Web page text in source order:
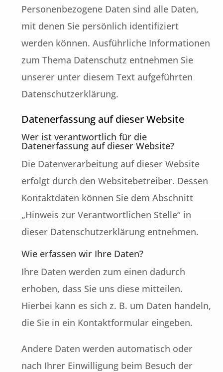
Personenbezogene Daten sind alle Daten,
mit denen Sie persönlich identifiziert
werden können. Ausführliche Informationen
zum Thema Datenschutz entnehmen Sie
unserer unter diesem Text aufgeführten
Datenschutzerklärung.
Datenerfassung auf dieser Website
Wer ist verantwortlich für die
Datenerfassung auf dieser Website?
Die Datenverarbeitung auf dieser Website
erfolgt durch den Websitebetreiber. Dessen
Kontaktdaten können Sie dem Abschnitt
„Hinweis zur Verantwortlichen Stelle“ in
dieser Datenschutzerklärung entnehmen.
Wie erfassen wir Ihre Daten?
Ihre Daten werden zum einen dadurch
erhoben, dass Sie uns diese mitteilen.
Hierbei kann es sich z. B. um Daten handeln,
die Sie in ein Kontaktformular eingeben.
Andere Daten werden automatisch oder
nach Ihrer Einwilligung beim Besuch der